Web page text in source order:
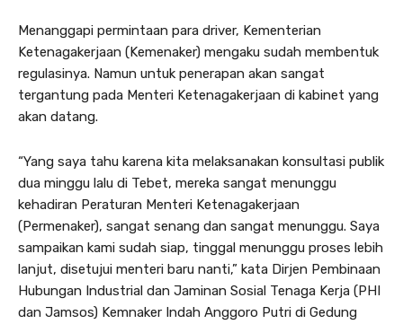
Menanggapi permintaan para driver, Kementerian
Ketenagakerjaan (Kemenaker) mengaku sudah membentuk
regulasinya. Namun untuk penerapan akan sangat
tergantung pada Menteri Ketenagakerjaan di kabinet yang
akan datang.
“Yang saya tahu karena kita melaksanakan konsultasi publik
dua minggu lalu di Tebet, mereka sangat menunggu
kehadiran Peraturan Menteri Ketenagakerjaan
(Permenaker), sangat senang dan sangat menunggu. Saya
sampaikan kami sudah siap, tinggal menunggu proses lebih
lanjut, disetujui menteri baru nanti,” kata Dirjen Pembinaan
Hubungan Industrial dan Jaminan Sosial Tenaga Kerja (PHI
dan Jamsos) Kemnaker Indah Anggoro Putri di Gedung